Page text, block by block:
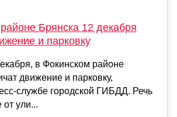
Брянска 12 декабря
и парковку
в Фокинском районе
движение и парковку,
службе городской ГИБДД. Речь
от ули...